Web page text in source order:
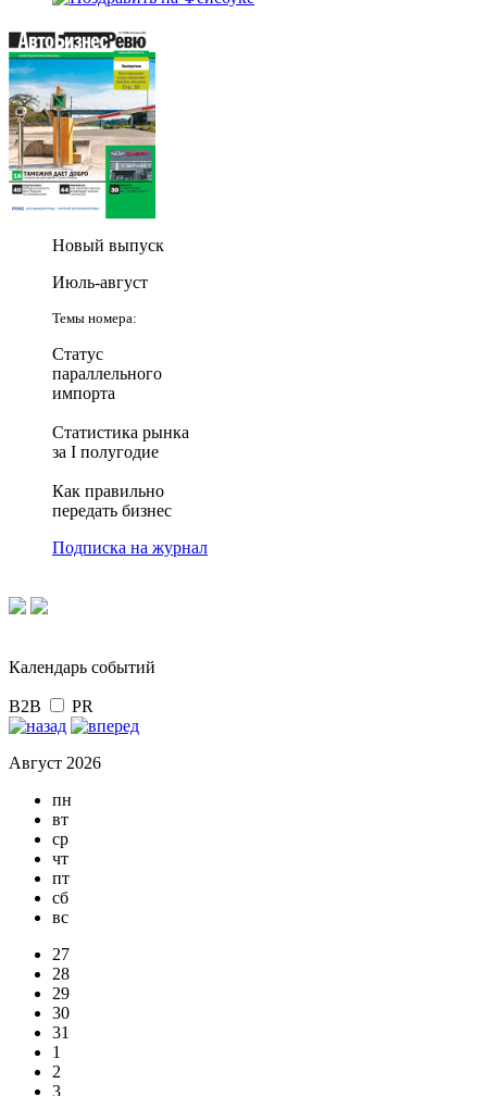
Новый выпуск
Июль-август
Темы номера:
Статус
параллельного
импорта
Статистика рынка
за I полугодие
Как правильно
передать бизнес
Подписка на журнал
Календарь событий
B2B PR
Август 2026
пн
вт
ср
чт
пт
сб
вс
27
28
29
30
31
1
2
3